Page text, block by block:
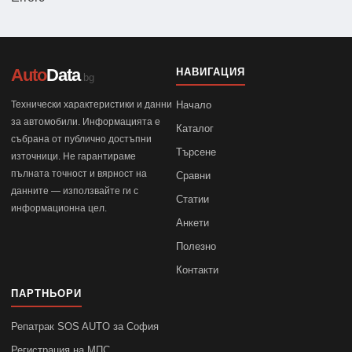
AutoData.bg
Технически характеристики и данни
за автомобили. Информацията е
събрана от публично достъпни
източници. Не гарантираме
пълната точност и вярност на
данните — използвайте ги с
информационна цел.
НАВИГАЦИЯ
Начало
Каталог
Търсене
Сравни
Статии
Анкети
Полезно
Контакти
ПАРТНЬОРИ
Репатрак SOS AUTO за София